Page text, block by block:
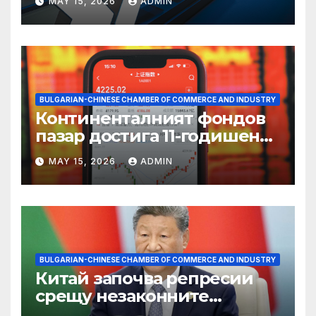
BULGARIAN-CHINESE CHAMBER OF COMMERCE AND INDUSTRY
Континенталният фондов
пазар достига 11-годишен
връх
MAY 15, 2026 ADMIN
BULGARIAN-CHINESE CHAMBER OF COMMERCE AND INDUSTRY
Китай започва репресии
срещу незаконните